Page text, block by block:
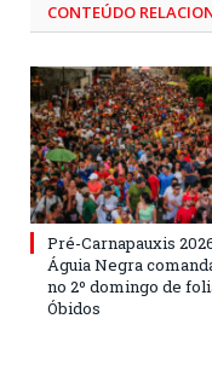
CONTEÚDO
Pré-Carnapauxis
Águia Negra
no 2º domingo de
Óbidos